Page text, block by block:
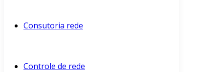
Consutoria rede
Controle de rede